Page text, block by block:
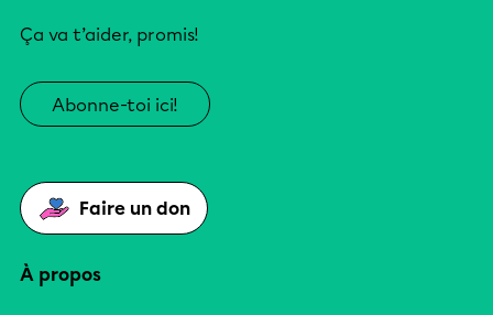
Ça va t’aider, promis!
Abonne-toi ici!
Faire un don
À propos